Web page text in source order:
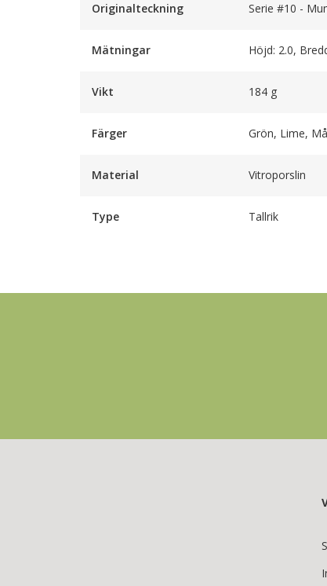
Originalteckning Serie #10 -
Mätningar Höjd: 2.0,
Vikt 184 g
Färger Grön, Lime,
Material Vitroporslin
Type Tallrik